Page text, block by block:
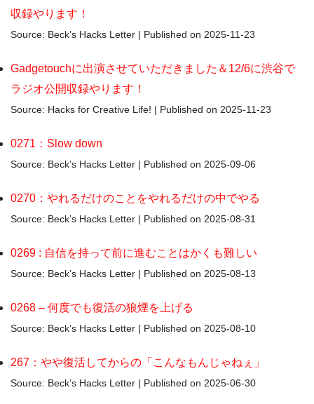
収録やります！
Source: Beck’s Hacks Letter Published on 2025-11-23
Gadgetouchに出演させていただきました＆12/6に渋谷で
ラジオ公開収録やります！
Source: Hacks for Creative Life! Published on 2025-11-23
0271：Slow down
Source: Beck’s Hacks Letter Published on 2025-09-06
0270：やれるだけのことをやれるだけの中でやる
Source: Beck’s Hacks Letter Published on 2025-08-31
0269 : 自信を持って前に進むことはかくも難しい
Source: Beck’s Hacks Letter Published on 2025-08-13
0268 – 何度でも復活の狼煙を上げる
Source: Beck’s Hacks Letter Published on 2025-08-10
267：やや復活してからの「こんなもんじゃねぇ」
Source: Beck’s Hacks Letter Published on 2025-06-30